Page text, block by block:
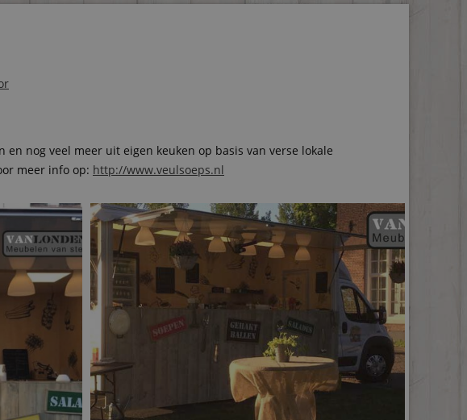
nog veel meer uit eigen keuken op basis van verse lokale
meer info op: http://www.veulsoeps.nl